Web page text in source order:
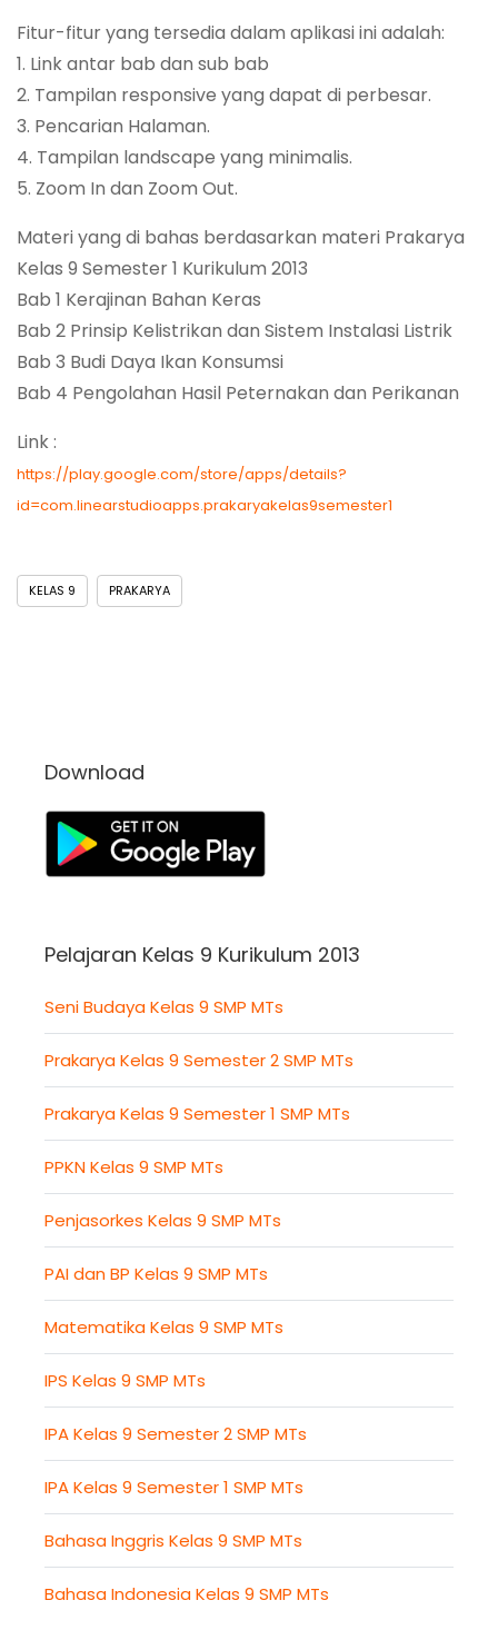
Fitur-fitur yang tersedia dalam aplikasi ini adalah:
1. Link antar bab dan sub bab
2. Tampilan responsive yang dapat di perbesar.
3. Pencarian Halaman.
4. Tampilan landscape yang minimalis.
5. Zoom In dan Zoom Out.
Materi yang di bahas berdasarkan materi Prakarya
Kelas 9 Semester 1 Kurikulum 2013
Bab 1 Kerajinan Bahan Keras
Bab 2 Prinsip Kelistrikan dan Sistem Instalasi Listrik
Bab 3 Budi Daya Ikan Konsumsi
Bab 4 Pengolahan Hasil Peternakan dan Perikanan
Link :
https://play.google.com/store/apps/details?
id=com.linearstudioapps.prakaryakelas9semester1
KELAS 9 PRAKARYA
Download
Pelajaran Kelas 9 Kurikulum 2013
Seni Budaya Kelas 9 SMP MTs
Prakarya Kelas 9 Semester 2 SMP MTs
Prakarya Kelas 9 Semester 1 SMP MTs
PPKN Kelas 9 SMP MTs
Penjasorkes Kelas 9 SMP MTs
PAI dan BP Kelas 9 SMP MTs
Matematika Kelas 9 SMP MTs
IPS Kelas 9 SMP MTs
IPA Kelas 9 Semester 2 SMP MTs
IPA Kelas 9 Semester 1 SMP MTs
Bahasa Inggris Kelas 9 SMP MTs
Bahasa Indonesia Kelas 9 SMP MTs